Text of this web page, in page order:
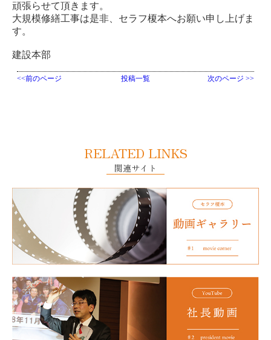
頑張らせて頂きます。
大規模修繕工事は是非、セラフ榎本へお願い申し上げま
す。
建設本部
<<前のページ 投稿一覧 次のページ >>
RELATED LINKS
関連サイト